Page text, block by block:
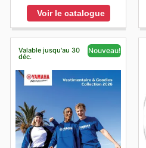
Voir le catalogue
Valable jusqu'au 30
déc.
Nouveau!